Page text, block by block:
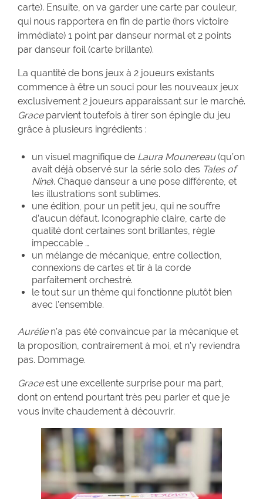
carte). Ensuite, on va garder une carte par couleur,
qui nous rapportera en fin de partie (hors victoire
immédiate) 1 point par danseur normal et 2 points
par danseur foil (carte brillante).
La quantité de bons jeux à 2 joueurs existants
commence à être un souci pour les nouveaux jeux
exclusivement 2 joueurs apparaissant sur le marché.
Graceparvient toutefois à tirer son épingle du jeu
grâce à plusieurs ingrédients :
un visuel magnifique de Laura Mounereau (qu’on
avait déjà observé sur la série solo des Tales of
Nine). Chaque danseur a une pose différente, et
les illustrations sont sublimes.
une édition, pour un petit jeu, qui ne souffre
d’aucun défaut. Iconographie claire, carte de
qualité dont certaines sont brillantes, règle
impeccable …
un mélange de mécanique, entre collection,
connexions de cartes et tir à la corde
parfaitement orchestré.
le tout sur un thème qui fonctionne plutôt bien
avec l’ensemble.
Aurélien’a pas été convaincue par la mécanique et
la proposition, contrairement à moi, et n’y reviendra
pas. Dommage.
Graceest une excellente surprise pour ma part,
dont on entend pourtant très peu parler et que je
vous invite chaudement à découvrir.